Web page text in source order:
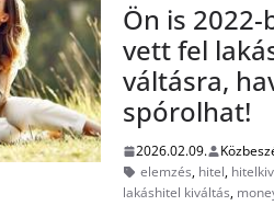
Ön is 2022-
vett fel
váltásra,
spórolhat!
2026.02.09.
elemzés, hitel,
lakáshitel kiváltás,